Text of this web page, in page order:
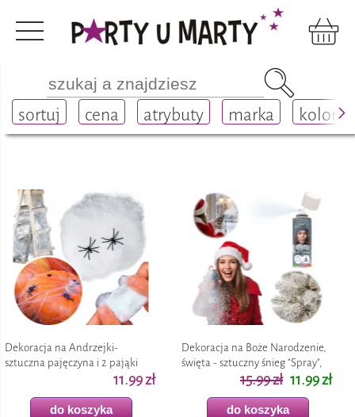
sortuj cena atrybuty marka kolor
Dekoracje okazjonalne
Dekoracja na Andrzejki-
sztuczna pajęczyna i 2 pająki
"Nylonowa", Halloween, ozdoba,
11.99 zł
do koszyka
Dekoracja na Boże Narodzenie,
święta - sztuczny śnieg "Spray",
na choinkę, okno, 125 ml
15.99 zł 11.99 zł
do koszyka